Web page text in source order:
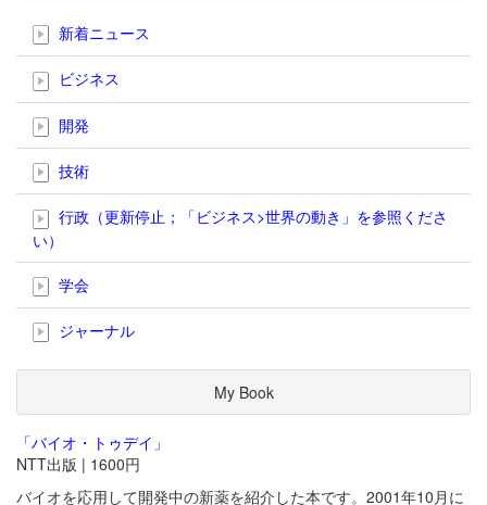
新着ニュース
ビジネス
開発
技術
行政（更新停止；「ビジネス>世界の動き」を参照くださ
い）
学会
ジャーナル
My Book
「バイオ・トゥデイ」
NTT出版 | 1600円
バイオを応用して開発中の新薬を紹介した本です。2001年10月に